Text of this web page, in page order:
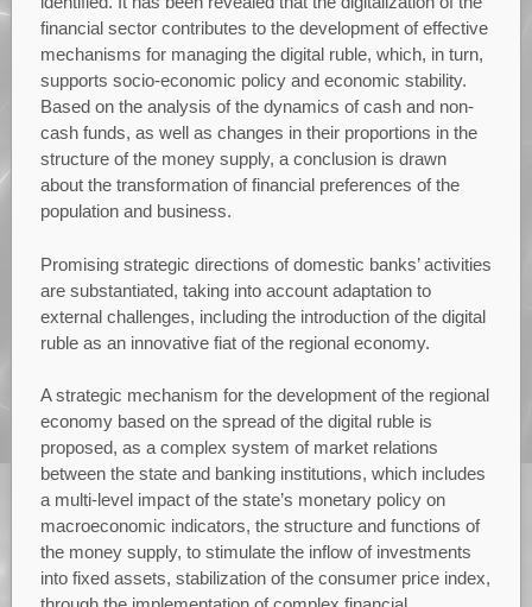
financial sector contributes to the development of effective
mechanisms for managing the digital ruble, which, in turn,
supports socio-economic policy and economic stability.
Based on the analysis of the dynamics of cash and non-
cash funds, as well as changes in their proportions in the
structure of the money supply, a conclusion is drawn
about the transformation of financial preferences of the
population and business.
Promising strategic directions of domestic banks’ activities
are substantiated, taking into account adaptation to
external challenges, including the introduction of the digital
ruble as an innovative fiat of the regional economy.
A strategic mechanism for the development of the regional
economy based on the spread of the digital ruble is
proposed, as a complex system of market relations
between the state and banking institutions, which includes
a multi-level impact of the state’s monetary policy on
macroeconomic indicators, the structure and functions of
the money supply, to stimulate the inflow of investments
into fixed assets, stabilization of the consumer price index,